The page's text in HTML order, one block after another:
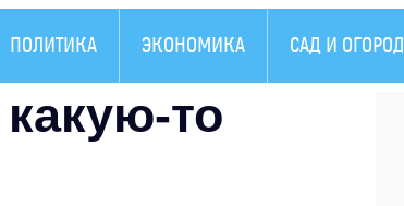
ПОЛИТИКА ЭКОНОМИКА САД И ОГОРОД
то